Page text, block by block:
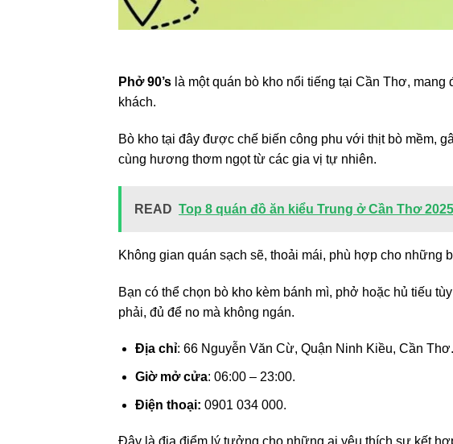
Phở 90’s là một quán bò kho nổi tiếng tại Cần Thơ,
khách.
Bò kho tại đây được chế biến công phu với thịt bò mềm,
cùng hương thơm ngọt từ các gia vị tự nhiên.
READ Top 8 quán đồ ăn kiểu Trung ở Cần Thơ
Không gian quán sạch sẽ, thoải mái, phù hợp cho những
Bạn có thể chọn bò kho kèm bánh mì, phở hoặc hủ tiếu
phải, đủ để no mà không ngán.
Địa chỉ: 66 Nguyễn Văn Cừ, Quận Ninh Kiều, Cần Thơ.
Giờ mở cửa: 06:00 – 23:00.
Điện thoại: 0901 034 000.